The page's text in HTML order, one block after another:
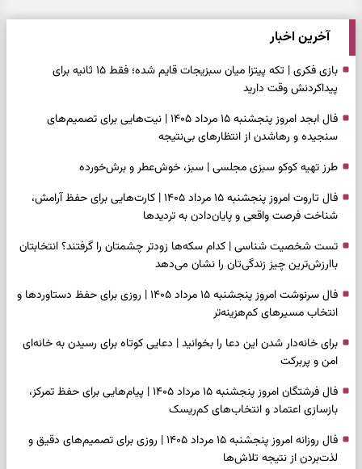
آخرین اخبار
بازی فکری | تکه پیتزا میان سبزیجات قایم شده؛ فقط ۱۵ ثانیه برای
پیداکردنش وقت دارید
فال ابجد امروز پنجشنبه ۱۵ مرداد ۱۴۰۵ | نیت‌هایی برای تصمیم‌های
سنجیده و رهاشدن از انتظارهای بی‌نتیجه
طرز تهیه کوکو سبزی مجلسی | سبز، خوش‌عطر و برش‌خورده
فال تاروت امروز پنجشنبه ۱۵ مرداد ۱۴۰۵ | کارت‌هایی برای حفظ آرامش،
شناخت فرصت واقعی و پایان‌دادن به تردیدها
تست شخصیت شناسی | کدام سکه‌ها زودتر چشمتان را گرفتند؟ انتخابتان
باارزش‌ترین چیز زندگی‌تان را نشان می‌دهد
فال سرنوشت امروز پنجشنبه ۱۵ مرداد ۱۴۰۵ | روزی برای حفظ دستاوردها و
انتخاب مسیرهای کم‌هزینه‌تر
برای خانه‌دار شدن این دعا را بخوانید | دعایی کوتاه برای رسیدن به خانه‌ای
امن و پربرکت
فال فرشتگان امروز پنجشنبه ۱۵ مرداد ۱۴۰۵ | پیام‌هایی برای حفظ تمرکز،
بازسازی اعتماد و انتخاب‌های کم‌ریسک
فال روزانه امروز پنجشنبه ۱۵ مرداد ۱۴۰۵ | روزی برای تصمیم‌های دقیق و
لذت‌بردن از نتیجه تلاش‌ها